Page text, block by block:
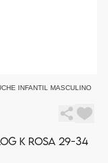
INFANTIL MASCULINO
K ROSA 29-34